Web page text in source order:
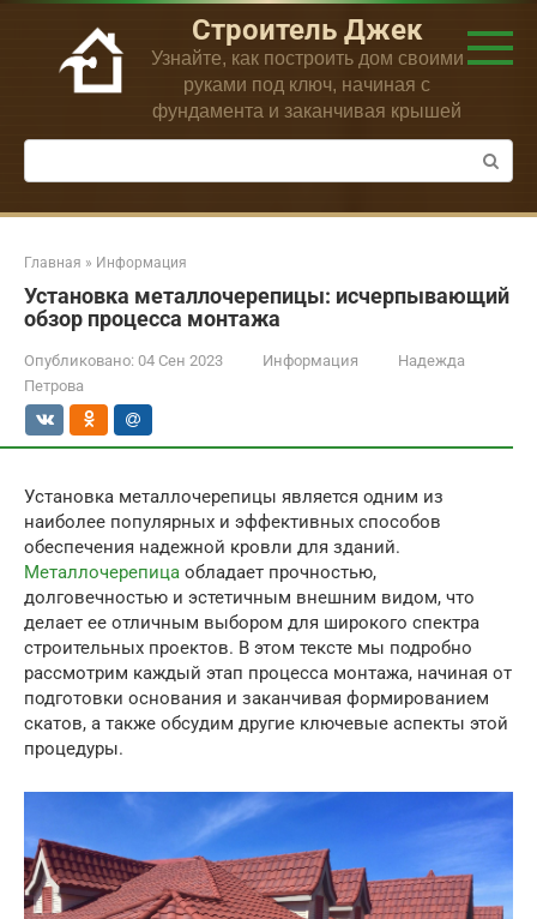
Перейти
контенту
Строитель Джек
Узнайте, как построить дом своими
руками под ключ, начиная с
фундамента и заканчивая крышей
Поиск:
Главная » Информация
Установка металлочерепицы: исчерпывающий
обзор процесса монтажа
Опубликовано: 04 Сен 2023 Информация
Надежда
Петрова
Установка металлочерепицы является одним из
наиболее популярных и эффективных способов
обеспечения надежной кровли для зданий.
Металлочерепица обладает прочностью,
долговечностью и эстетичным внешним видом, что
делает ее отличным выбором для широкого спектра
строительных проектов. В этом тексте мы подробно
рассмотрим каждый этап процесса монтажа, начиная от
подготовки основания и заканчивая формированием
скатов, а также обсудим другие ключевые аспекты этой
процедуры.